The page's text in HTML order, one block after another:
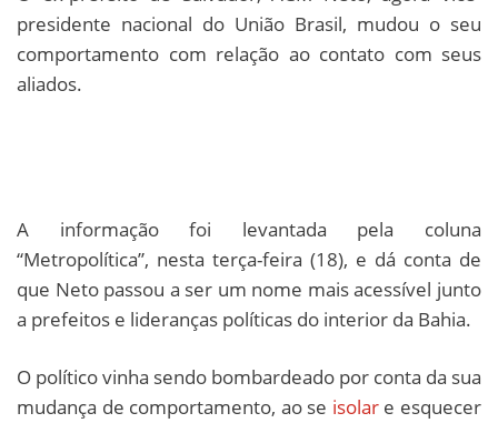
presidente nacional do União Brasil, mudou o seu
comportamento com relação ao contato com seus
aliados.
A informação foi levantada pela coluna
“Metropolítica”, nesta terça-feira (18), e dá conta de
que Neto passou a ser um nome mais acessível junto
a prefeitos e lideranças políticas do interior da Bahia.
O político vinha sendo bombardeado por conta da sua
mudança de comportamento, ao se isolare esquecer